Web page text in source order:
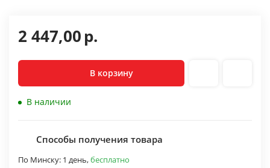
2 447,00р.
В корзину
В наличии
Способы получения товара
По Минску: 1 день,бесплатно